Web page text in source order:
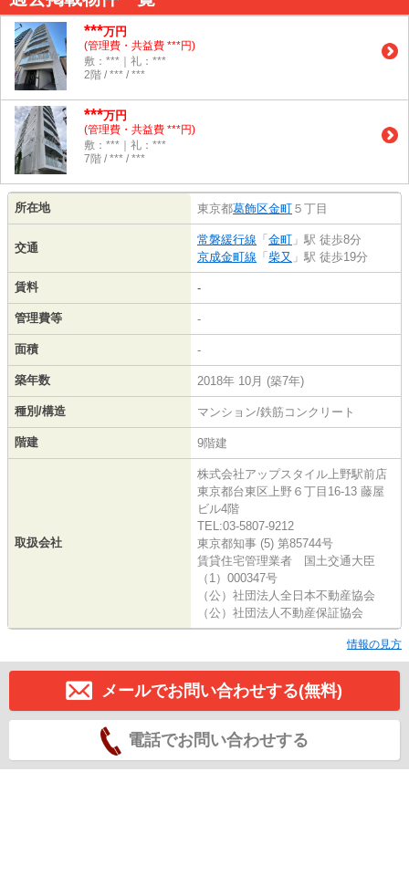
***万円
(管理費・共益費 ***円)
敷：***｜礼：***
2階 / *** / ***
***万円
(管理費・共益費 ***円)
敷：***｜礼：***
7階 / *** / ***
所在地 東京都葛飾区金町 ５丁目
交通
常磐緩行線 「 金町 」駅 徒歩8分
京成金町線 「 柴又 」駅 徒歩19分
賃料 -
管理費等 -
面積 -
築年数 2018年 10月 (築7年)
種別/構造 マンション/鉄筋コンクリート
階建 9階建
取扱会社
株式会社アップスタイル上野駅前店
東京都台東区上野６丁目16-13 藤屋
ビル4階
TEL:03-5807-9212
東京都知事 (5) 第85744号
賃貸住宅管理業者 国土交通大臣
（1）000347号
（公）社団法人全日本不動産協会
（公）社団法人不動産保証協会
情報の見方
メールでお問い合わせする(無料)
電話でお問い合わせする